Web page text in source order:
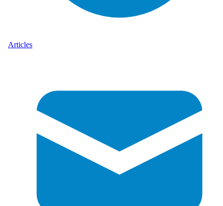
Articles